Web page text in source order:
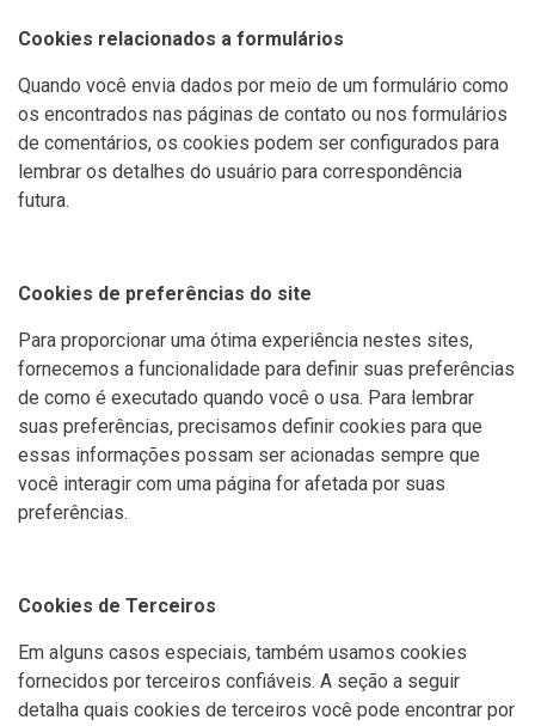
Cookies relacionados a formulários
Quando você envia dados por meio de um formulário como
os encontrados nas páginas de contato ou nos formulários
de comentários, os cookies podem ser configurados para
lembrar os detalhes do usuário para correspondência
futura.
Cookies de preferências do site
Para proporcionar uma ótima experiência nestes sites,
fornecemos a funcionalidade para definir suas preferências
de como é executado quando você o usa. Para lembrar
suas preferências, precisamos definir cookies para que
essas informações possam ser acionadas sempre que
você interagir com uma página for afetada por suas
preferências.
Cookies de Terceiros
Em alguns casos especiais, também usamos cookies
fornecidos por terceiros confiáveis. A seção a seguir
detalha quais cookies de terceiros você pode encontrar por